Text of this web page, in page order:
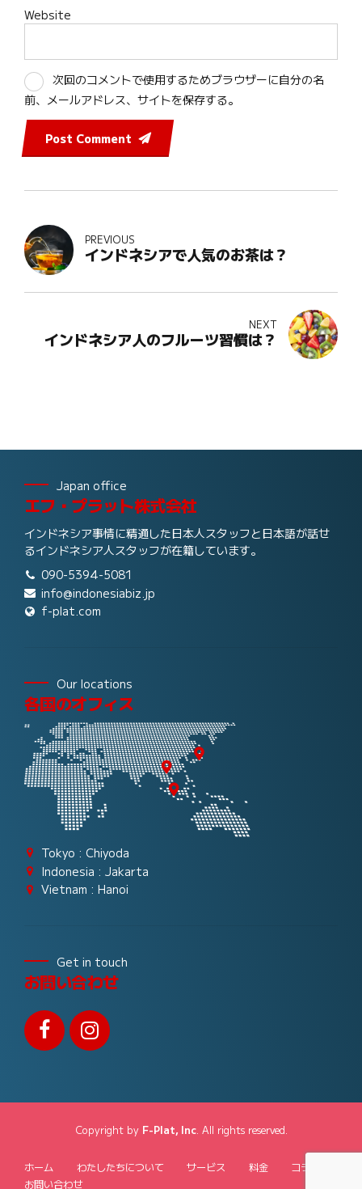
Website
次回のコメントで使用するためブラウザーに自分の名
前、メールアドレス、サイトを保存する。
Post Comment
PREVIOUS
インドネシアで人気のお茶は？
NEXT
インドネシア人のフルーツ習慣は？
Japan office
エフ・プラット株式会社
インドネシア事情に精通した日本人スタッフと日本語が話せ
るインドネシア人スタッフが在籍しています。
090-5394-5081
info@indonesiabiz.jp
f-plat.com
Our locations
各国のオフィス
Tokyo : Chiyoda
Indonesia : Jakarta
Vietnam : Hanoi
Get in touch
お問い合わせ
Copyright by F-Plat, Inc. All rights reserved.
ホーム わたしたちについて サービス 料金
コラム
お問い合わせ